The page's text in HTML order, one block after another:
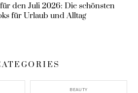
den Juli 2026: Die schönsten
für Urlaub und Alltag
BEAUTY